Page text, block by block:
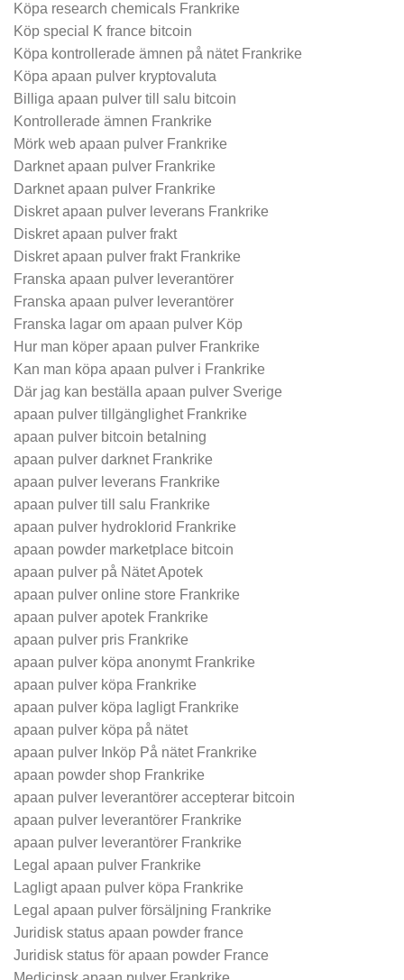
Köpa research chemicals Frankrike
Köp special K france bitcoin
Köpa kontrollerade ämnen på nätet Frankrike
Köpa apaan pulver kryptovaluta
Billiga apaan pulver till salu bitcoin
Kontrollerade ämnen Frankrike
Mörk web apaan pulver Frankrike
Darknet apaan pulver Frankrike
Darknet apaan pulver Frankrike
Diskret apaan pulver leverans Frankrike
Diskret apaan pulver frakt
Diskret apaan pulver frakt Frankrike
Franska apaan pulver leverantörer
Franska apaan pulver leverantörer
Franska lagar om apaan pulver Köp
Hur man köper apaan pulver Frankrike
Kan man köpa apaan pulver i Frankrike
Där jag kan beställa apaan pulver Sverige
apaan pulver tillgänglighet Frankrike
apaan pulver bitcoin betalning
apaan pulver darknet Frankrike
apaan pulver leverans Frankrike
apaan pulver till salu Frankrike
apaan pulver hydroklorid Frankrike
apaan powder marketplace bitcoin
apaan pulver på Nätet Apotek
apaan pulver online store Frankrike
apaan pulver apotek Frankrike
apaan pulver pris Frankrike
apaan pulver köpa anonymt Frankrike
apaan pulver köpa Frankrike
apaan pulver köpa lagligt Frankrike
apaan pulver köpa på nätet
apaan pulver Inköp På nätet Frankrike
apaan powder shop Frankrike
apaan pulver leverantörer accepterar bitcoin
apaan pulver leverantörer Frankrike
apaan pulver leverantörer Frankrike
Legal apaan pulver Frankrike
Lagligt apaan pulver köpa Frankrike
Legal apaan pulver försäljning Frankrike
Juridisk status apaan powder france
Juridisk status för apaan powder France